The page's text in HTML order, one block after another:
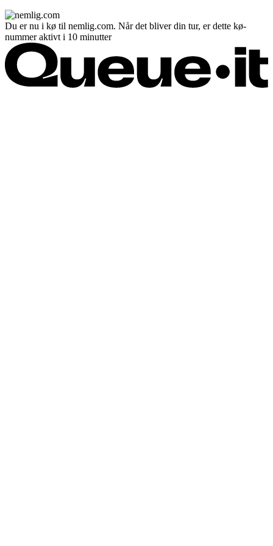
Du er nu i kø til nemlig.com. Når det bliver din tur, er dette kø-
nummer aktivt i 10 minutter